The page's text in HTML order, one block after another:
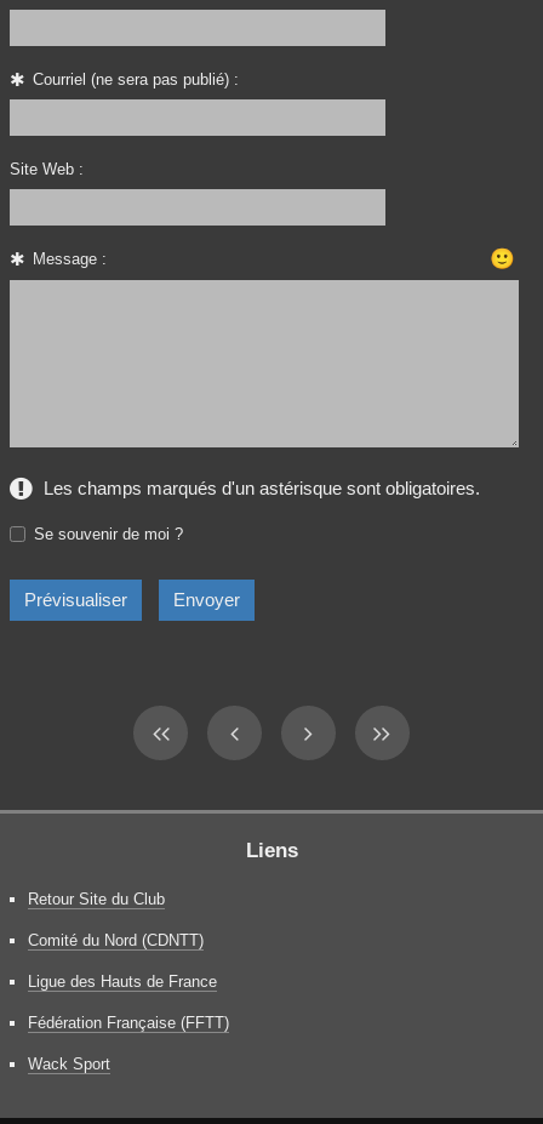
Courriel (ne sera pas publié) :
Site Web :
Message : 🙂
Les champs marqués d'un astérisque sont obligatoires.
Se souvenir de moi ?
Liens
Retour Site du Club
Comité du Nord (CDNTT)
Ligue des Hauts de France
Fédération Française (FFTT)
Wack Sport